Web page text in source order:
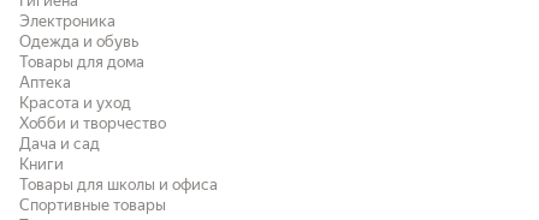
Электроника
Одежда и обувь
Товары для дома
Аптека
Красота и уход
Хобби и творчество
Дача и сад
Книги
Товары для школы и офиса
Спортивные товары